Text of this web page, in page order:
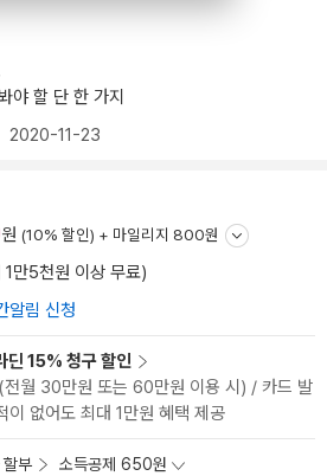
야 할 단 한 가지
2020-11-23
원 (10% 할인) + 마일리지 800원
만5천원 이상 무료)
알림 신청
딘 15% 청구 할인
전월 30만원 또는 60만원 이용 시) / 카드 발
이 없어도 최대 1만원 혜택 제공
할부 소득공제 650원